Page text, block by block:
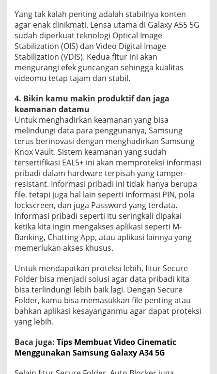
Yang tak kalah penting adalah stabilnya konten
agar enak dinikmati. Lensa utama di Galaxy A55 5G
sudah diperkuat teknologi Optical Image
Stabilization (OIS) dan Video Digital Image
Stabilization (VDIS). Kedua fitur ini akan
mengurangi efek guncangan sehingga kualitas
videomu tetap tajam dan stabil.
4. Bikin kamu makin produktif dan jaga
keamanan datamu
Untuk menghadirkan keamanan yang bisa
melindungi data para penggunanya, Samsung
terus berinovasi dengan menghadirkan Samsung
Knox Vault. Sistem keamanan yang sudah
tersertifikasi EAL5+ ini akan memproteksi informasi
pribadi dalam hardware terpisah yang tamper-
resistant. Informasi pribadi ini tidak hanya berupa
file, tetapi juga hal lain seperti informasi PIN, pola
lockscreen, dan juga Password yang terdata.
Informasi pribadi seperti itu seringkali dipakai
ketika kita ingin mengakses aplikasi seperti M-
Banking, Chatting App, atau aplikasi lainnya yang
memerlukan akses khusus.
Untuk mendapatkan proteksi lebih, fitur Secure
Folder bisa menjadi solusi agar data pribadi kita
bisa terlindungi lebih baik lagi. Dengan Secure
Folder, kamu bisa memasukkan file penting atau
bahkan aplikasi kesayanganmu agar dapat proteksi
yang lebih.
Baca juga: Tips Membuat Video Cinematic
Menggunakan Samsung Galaxy A34 5G